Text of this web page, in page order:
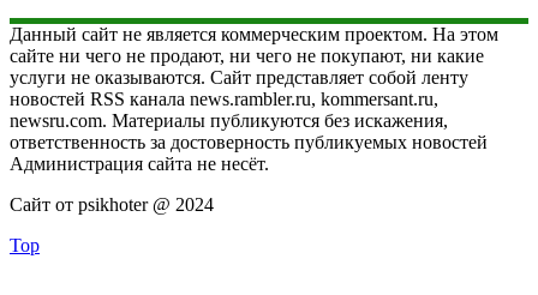
Данный сайт не является коммерческим проектом. На этом
сайте ни чего не продают, ни чего не покупают, ни какие
услуги не оказываются. Сайт представляет собой ленту
новостей RSS канала news.rambler.ru, kommersant.ru,
newsru.com. Материалы публикуются без искажения,
ответственность за достоверность публикуемых новостей
Администрация сайта не несёт.
Сайт от psikhoter @ 2024
Top